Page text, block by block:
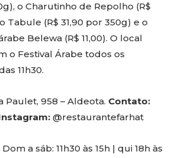
o Charutinho de Repolho (R$
Tabule (R$ 31,90 por 350g) e o
Belewa (R$ 11,00). O local
o Festival Árabe todos os
11h30.
Paulet, 958 – Aldeota. Contato:
@restaurantefarhat
Dom a sáb: 11h30 às 15h | qui 18h às